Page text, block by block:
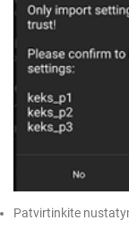
Patvirtinkite